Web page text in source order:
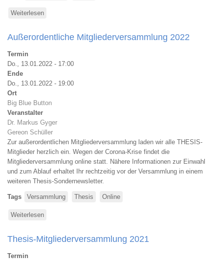
Weiterlesen
Mitgliederversammlung
2022
Außerordentliche Mitgliederversammlung 2022
Termin
Do., 13.01.2022 - 17:00
Ende
Do., 13.01.2022 - 19:00
Ort
Big Blue Button
Veranstalter
Dr. Markus Gyger
Gereon Schüller
Zur außerordentlichen Mitgliederversammlung laden wir alle THESIS-
Mitglieder herzlich ein. Wegen der Corona-Krise findet die
Mitgliederversammlung online statt. Nähere Informationen zur Einwahl
und zum Ablauf erhaltet Ihr rechtzeitig vor der Versammlung in einem
weiteren Thesis-Sondernewsletter.
Tags Versammlung Thesis Online
Weiterlesen
Mitgliederversammlung
2022
Thesis-Mitgliederversammlung 2021
Termin